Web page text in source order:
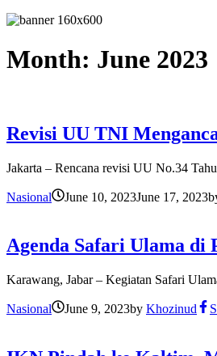
Month: June 2023
Revisi UU TNI
Jakarta – Rencana revisi UU No.34
Nasional June 10, 2023June 17, 2023
Agenda Safari Ulama di
Karawang, Jabar – Kegiatan Safari
Nasional June 9, 2023by Khozinud